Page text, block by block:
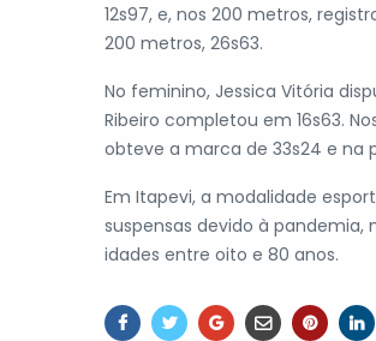
12s97, e, nos 200 metros,
200 metros, 26s63.
No feminino, Jessica Vitória
Ribeiro completou em 16s63.
obteve a marca de 33s24 e na
Em Itapevi, a modalidade
suspensas devido à
idades entre oito e 80 anos.